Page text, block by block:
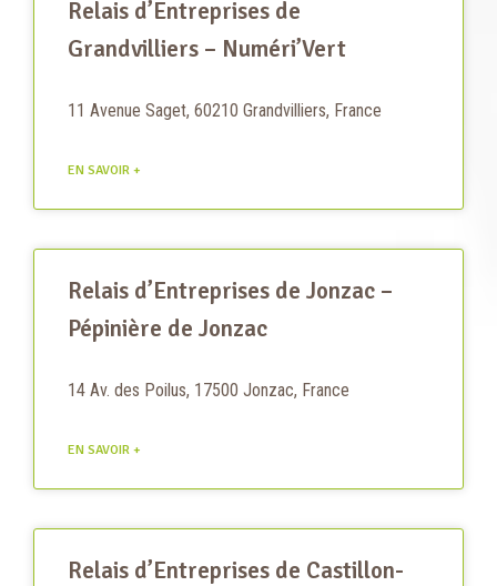
Relais d’Entreprises de
Grandvilliers – Numéri’Vert
11 Avenue Saget, 60210 Grandvilliers, France
EN SAVOIR +
Relais d’Entreprises de Jonzac –
Pépinière de Jonzac
14 Av. des Poilus, 17500 Jonzac, France
EN SAVOIR +
Relais d’Entreprises de Castillon-